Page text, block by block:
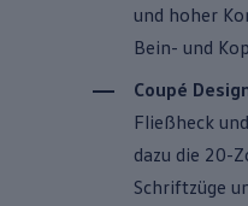
und hoher
Bein- und
Coupé
Fließheck
dazu die 20-
Schriftzüge